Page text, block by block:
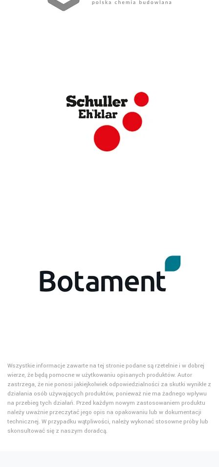
Wszystkie informacje zawarte na tej stronie podane są rzetelnie i w dobrej
wierze, że będą pomocne w użytkowaniu opisanych produktów. Autor
zastrzega, że nie ponosi jakiejkolwiek odpowiedzialności za skutki wynikłe z
działania osób używających produktów, ponieważ nie ma żadnego wpływu
na przebieg tych działań. Przed każdym nowym zastosowaniem produktu
należy uważnie przeczytać jego opis na opakowaniu lub w dokumentacji
technicznej. W przypadku wątpliwości, należy wykonać stosowne próby lub
skonsultować się z naszym doradcą.